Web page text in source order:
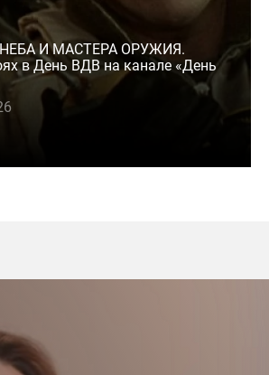
И МАСТЕРА ОРУЖИЯ.
в День ВДВ на канале «День